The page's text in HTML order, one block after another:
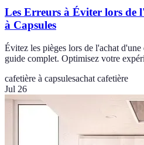
Les Erreurs à Éviter lors de
à Capsules
Évitez les pièges lors de l'achat
guide complet. Optimisez votre
cafetière à capsulesachat cafetière
Jul 26